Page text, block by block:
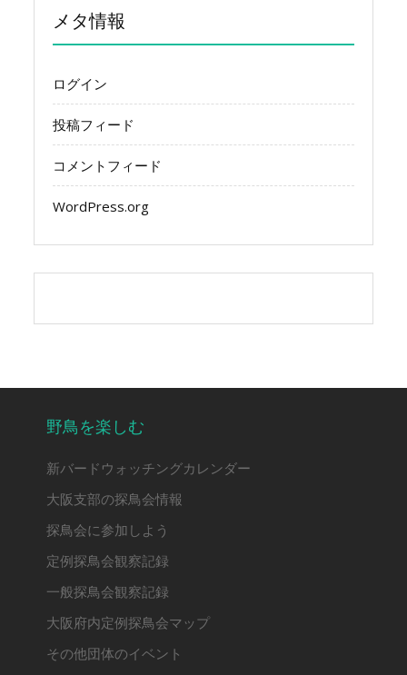
メタ情報
ログイン
投稿フィード
コメントフィード
WordPress.org
野鳥を楽しむ
新バードウォッチングカレンダー
大阪支部の探鳥会情報
探鳥会に参加しよう
定例探鳥会観察記録
一般探鳥会観察記録
大阪府内定例探鳥会マップ
その他団体のイベント